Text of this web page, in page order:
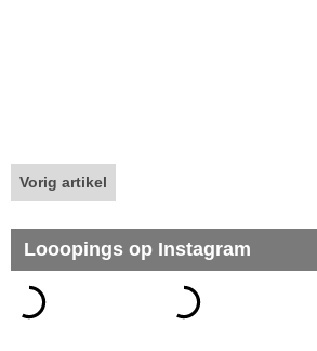
Vorig artikel
Looopings op Instagram